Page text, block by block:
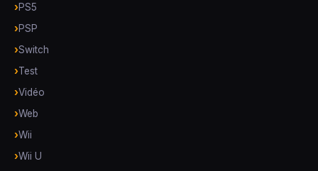
PS5
PSP
Switch
Test
Vidéo
Web
Wii
Wii U